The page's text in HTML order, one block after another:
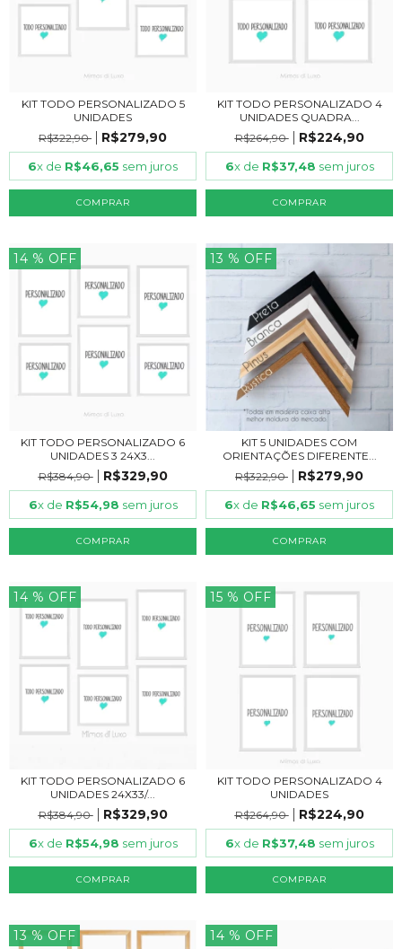
KIT TODO PERSONALIZADO 5
UNIDADES
R$322,90
R$279,90
6x de R$46,65 sem juros
COMPRAR
KIT TODO PERSONALIZADO 4
UNIDADES QUADRA...
R$264,90
R$224,90
6x de R$37,48 sem juros
COMPRAR
14 % OFF
KIT TODO PERSONALIZADO 6
UNIDADES 3 24X3...
R$384,90
R$329,90
6x de R$54,98 sem juros
COMPRAR
13 % OFF
KIT 5 UNIDADES COM
ORIENTAÇÕES DIFERENTE...
R$322,90
R$279,90
6x de R$46,65 sem juros
COMPRAR
14 % OFF
KIT TODO PERSONALIZADO 6
UNIDADES 24X33/...
R$384,90
R$329,90
6x de R$54,98 sem juros
COMPRAR
15 % OFF
KIT TODO PERSONALIZADO 4
UNIDADES
R$264,90
R$224,90
6x de R$37,48 sem juros
COMPRAR
13 % OFF 14 % OFF